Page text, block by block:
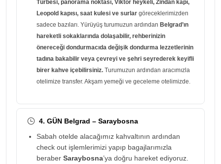
Türbesi, panorama noktası, Viktor heykeli, Zindan kapı,
Leopold kapısı, saat kulesi ve surlar göreceklerimizden
sadece bazıları. Yürüyüş turumuzun ardından Belgrad’ın
hareketli sokaklarında dolaşabilir, rehberinizin
önereceği dondurmacıda değişik dondurma lezzetlerinin
tadına bakabilir veya çevreyi ve şehri seyrederek keyifli
birer kahve içebilirsiniz. Turumuzun ardından aracımızla
otelimize transfer. Akşam yemeği ve geceleme otelimizde.
4. GÜN Belgrad – Saraybosna
Sabah otelde alacağımız kahvaltının ardından
check out işlemlerimizi yapıp bagajlarımızla
beraber Saraybosna’ya doğru hareket ediyoruz.